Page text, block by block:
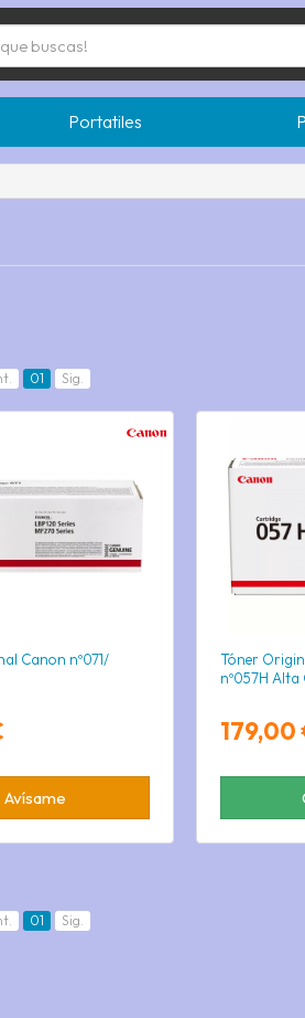
Portatiles
01 Sig.
Canon nº071/
Avísame
Tóner
nº057H
179,00
01 Sig.